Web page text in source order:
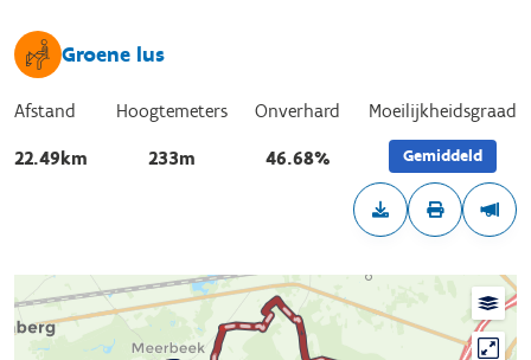
Groene lus
Afstand
22.49km
Hoogtemeters
233m
Onverhard
46.68%
Moeilijkheidsgraad
Gemiddeld